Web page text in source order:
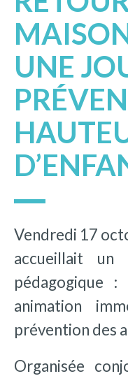
UNE
Vendredi 17
accueillait un
pédagogique
animation
prévention des
Organisée